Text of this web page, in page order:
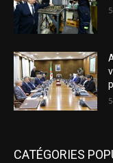
CATÉGORIES